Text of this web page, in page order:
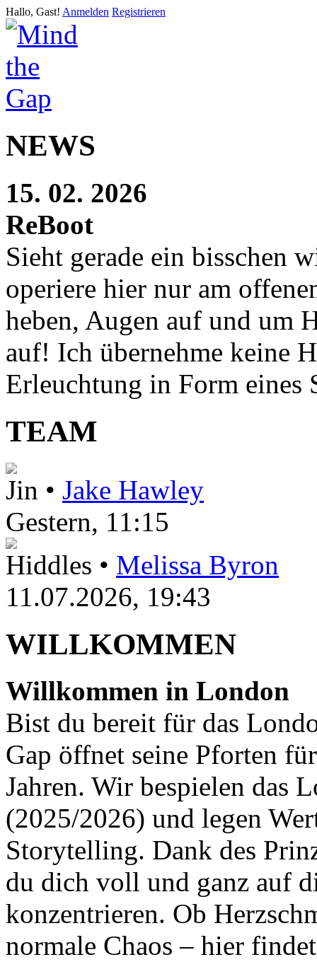
Hallo, Gast! Anmelden Registrieren
NEWS
15. 02. 2026
ReBoot
Sieht gerade ein bisschen
operiere hier nur am
heben, Augen auf und um
auf! Ich übernehme keine
Erleuchtung in Form eines
TEAM
Jin • Jake Hawley
Gestern, 11:15
Hiddles • Melissa Byron
11.07.2026, 19:43
WILLKOMMEN
Willkommen in London
Bist du bereit für das
Gap öffnet seine Pforten
Jahren. Wir bespielen das
(2025/2026) und legen
Storytelling. Dank des
du dich voll und ganz auf
konzentrieren. Ob
normale Chaos – hier